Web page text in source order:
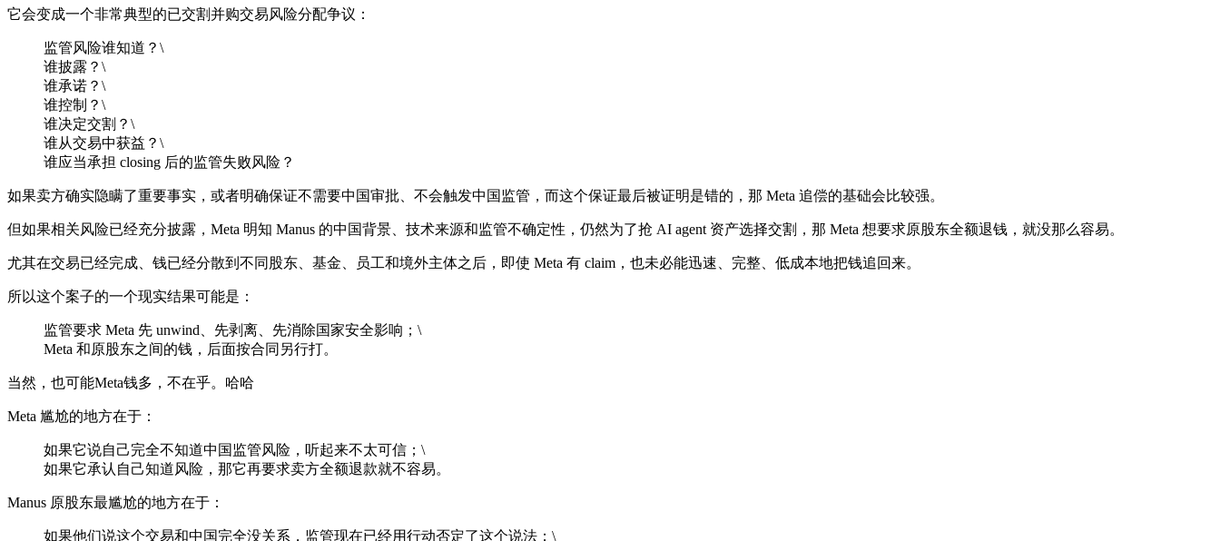
它会变成一个非常典型的已交割并购交易风险分配争议：
监管风险谁知道？\
谁披露？\
谁承诺？\
谁控制？\
谁决定交割？\
谁从交易中获益？\
谁应当承担 closing 后的监管失败风险？
如果卖方确实隐瞒了重要事实，或者明确保证不需要中国审批、不会触发中国监管，而这个保证最后被证明是错的，那 Meta 追偿的基础会比较强。
但如果相关风险已经充分披露，Meta 明知 Manus 的中国背景、技术来源和监管不确定性，仍然为了抢 AI agent 资产选择交割，那 Meta 想要求原股东全额退钱，就没那么容易。
尤其在交易已经完成、钱已经分散到不同股东、基金、员工和境外主体之后，即使 Meta 有 claim，也未必能迅速、完整、低成本地把钱追回来。
所以这个案子的一个现实结果可能是：
监管要求 Meta 先 unwind、先剥离、先消除国家安全影响；\
Meta 和原股东之间的钱，后面按合同另行打。
当然，也可能Meta钱多，不在乎。哈哈
Meta 尴尬的地方在于：
如果它说自己完全不知道中国监管风险，听起来不太可信；\
如果它承认自己知道风险，那它再要求卖方全额退款就不容易。
Manus 原股东最尴尬的地方在于：
如果他们说这个交易和中国完全没关系，监管现在已经用行动否定了这个说法；\